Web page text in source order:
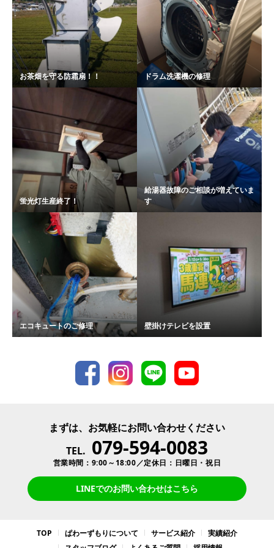
お茶畑を守る防霜扇！！ ドラム洗濯機の修理
蛍光灯生産終了！
給湯器故障のご相談が増えていま
す
エコキュートのご修理 壁掛けテレビを設置
まずは、お気軽にお問い合わせください
TEL. 079-594-0083
営業時間：9:00～18:00／定休日：日曜日・祝日
LINEでのお問い合わせはこちら
TOP ぱわーずもりについて サービス紹介
実績紹介